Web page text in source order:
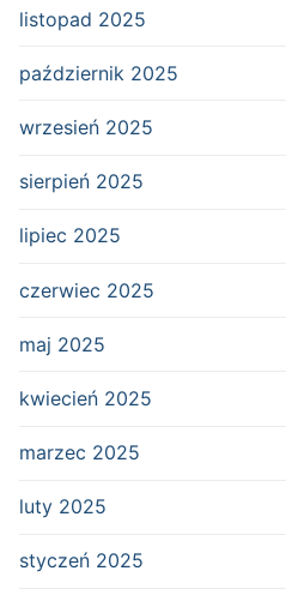
listopad 2025
październik 2025
wrzesień 2025
sierpień 2025
lipiec 2025
czerwiec 2025
maj 2025
kwiecień 2025
marzec 2025
luty 2025
styczeń 2025